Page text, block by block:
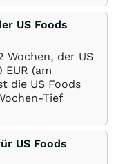
US Foods
der US
EUR (am
die US Foods
Tief
US Foods